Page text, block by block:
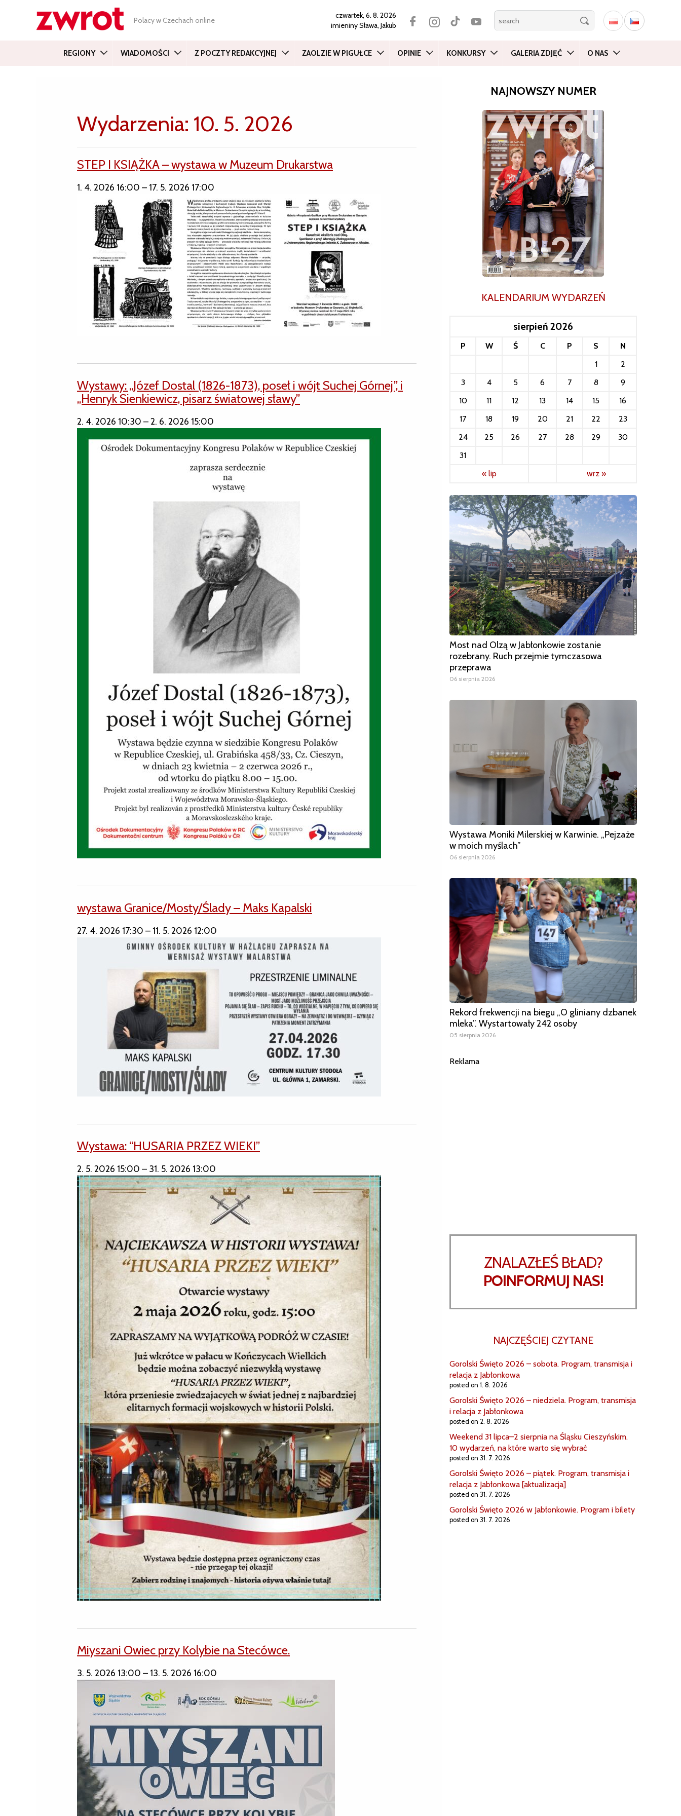
Polacy w Czechach online
czwartek, 6. 8. 2026
imieninySława, Jakub
REGIONY WIADOMOŚCI Z POCZTY REDAKCYJNEJ ZAOLZIE W PIGUŁCE OPINIE KONKURSY GALERIA ZDJĘĆ O NAS
Wydarzenia: 10. 5. 2026
STEP I KSIĄŻKA – wystawa w Muzeum Drukarstwa
1. 4. 2026 16:00 – 17. 5. 2026 17:00
Wystawy: „Józef Dostal (1826-1873), poseł i wójt Suchej Górnej”, i
„Henryk Sienkiewicz, pisarz światowej sławy”
2. 4. 2026 10:30 –2. 6. 2026 15:00
wystawa Granice/Mosty/Ślady – Maks Kapalski
27. 4. 2026 17:30 – 11. 5. 2026 12:00
Wystawa: “HUSARIA PRZEZ WIEKI”
2. 5. 2026 15:00 – 31. 5. 2026 13:00
Miyszani Owiec przy Kolybie na Stecówce.
3. 5. 2026 13:00 – 13. 5. 2026 16:00
NAJNOWSZY NUMER
KALENDARIUM WYDARZEŃ
sierpień 2026
P W Ś C P S
N
1
2
3
4 5 6 7 8
9
10
11 12 13 14 15
16
17
18 19 20 21 22
23
24
25 26 27 28 29
30
31
« lip
wrz »
Most nad Olzą w Jabłonkowie zostanie
rozebrany. Ruch przejmie tymczasowa
przeprawa
06 sierpnia 2026
Wystawa Moniki Milerskiej w Karwinie. „Pejzaże
w moich myślach”
06 sierpnia 2026
Rekord frekwencji na biegu „O gliniany dzbanek
mleka”. Wystartowały 242 osoby
05 sierpnia 2026
Reklama
ZNALAZŁEŚ BŁAD?
POINFORMUJ NAS!
NAJCZĘŚCIEJ CZYTANE
Gorolski Święto 2026 – sobota. Program, transmisja i
relacja z Jabłonkowa
posted on 1. 8. 2026
Gorolski Święto 2026 – niedziela. Program, transmisja
i relacja z Jabłonkowa
posted on 2. 8. 2026
Weekend 31 lipca–2 sierpnia na Śląsku Cieszyńskim.
10 wydarzeń, na które warto się wybrać
posted on 31. 7. 2026
Gorolski Święto 2026 – piątek. Program, transmisja i
relacja z Jabłonkowa [aktualizacja]
posted on 31. 7. 2026
Gorolski Święto 2026 w Jabłonkowie. Program i bilety
posted on 31. 7. 2026